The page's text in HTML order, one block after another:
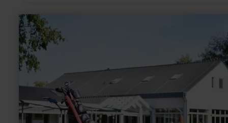
meer
informatie
over:
Golfclub
Düren
e.V.